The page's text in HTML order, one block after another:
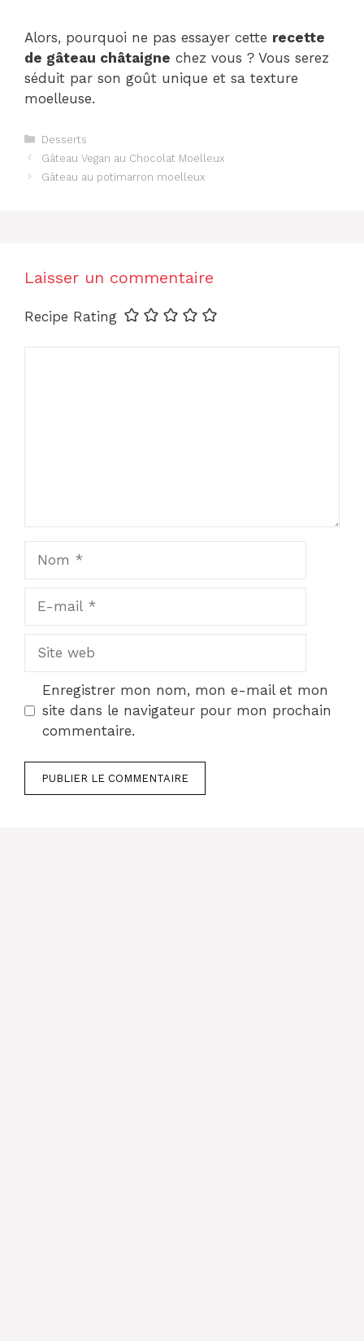
Alors, pourquoi ne pas essayer cette recette
de gâteau châtaigne chez vous ? Vous serez
séduit par son goût unique et sa texture
moelleuse.
Catégories
Desserts
Gâteau Vegan au Chocolat Moelleux
Gâteau au potimarron moelleux
Laisser un commentaire
Recipe Rating
mail
web
Enregistrer mon nom, mon e-mail et mon
site dans le navigateur pour mon prochain
commentaire.